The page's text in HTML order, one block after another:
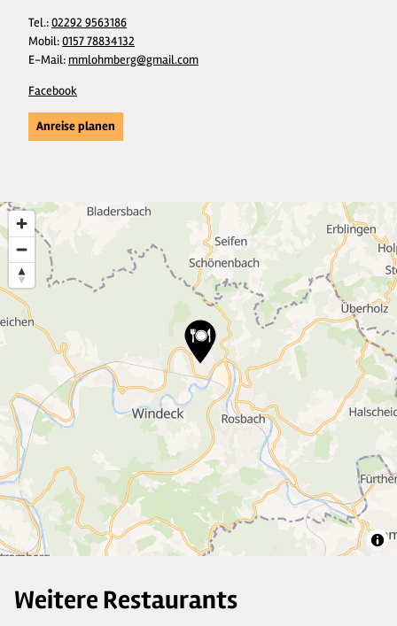
Tel.:02292 9563186
Mobil:0157 78834132
E-Mail: mmlohmberg@gmail.com
Facebook
Anreise planen
52
9
3
3
4
Weitere Restaurants